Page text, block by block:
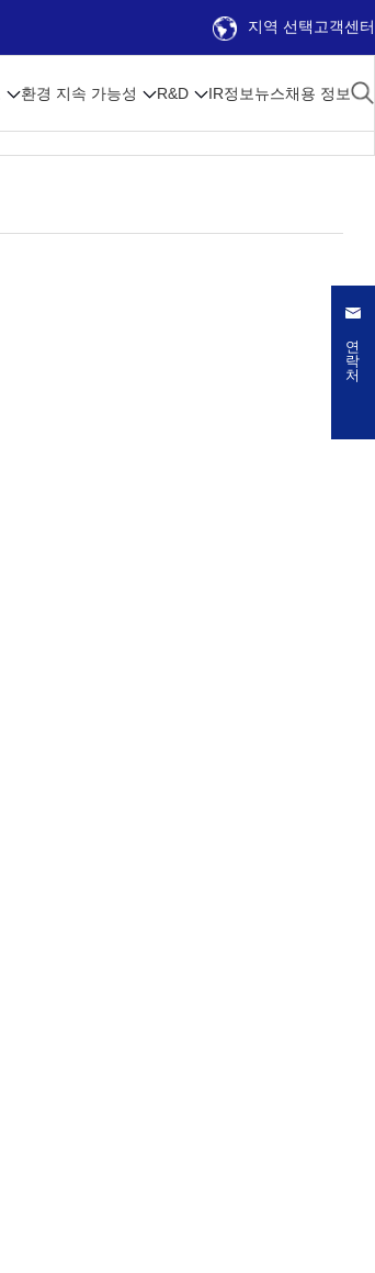
지역 선택고객센터
환경 지속 가능성 R&D IR정보뉴스채용 정보
연락처